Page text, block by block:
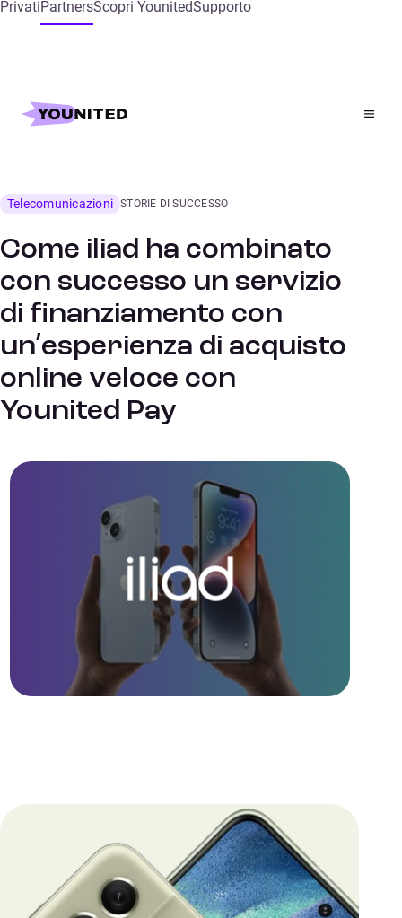
PrivatiPartnersScopri YounitedSupporto
Home
References
Come iliad ha combinato con successo un servizio di
Come iliad ha combinato
con successo un servizio
di finanziamento con
un’esperienza di acquisto
online veloce con
Younited Pay
Telecomunicazioni STORIE DI SUCCESSO